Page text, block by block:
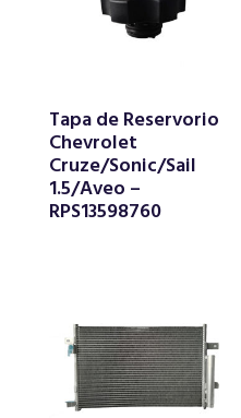
Tapa de Reservorio
Chevrolet
Cruze/Sonic/Sail
1.5/Aveo –
RPS13598760